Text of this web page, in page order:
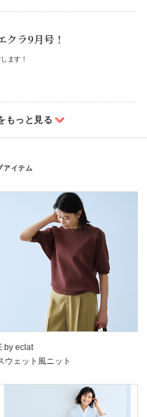
クラ9月号！
ます！
アイテム
by eclat
ウェット風ニット